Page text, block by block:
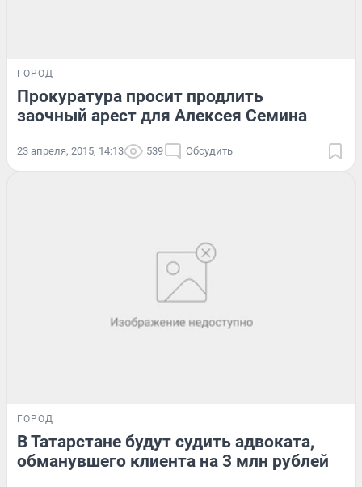
ГОРОД
Прокуратура просит продлить
заочный арест для Алексея Семина
23 апреля, 2015, 14:13 539 Обсудить
ГОРОД
В Татарстане будут судить адвоката,
обманувшего клиента на 3 млн рублей